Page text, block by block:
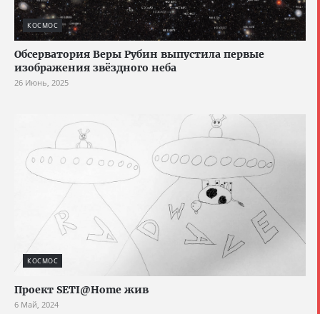
КОСМОС
Обсерватория Веры Рубин выпустила первые
изображения звёздного неба
26 Июнь, 2025
КОСМОС
Проект SETI@Home жив
6 Май, 2024